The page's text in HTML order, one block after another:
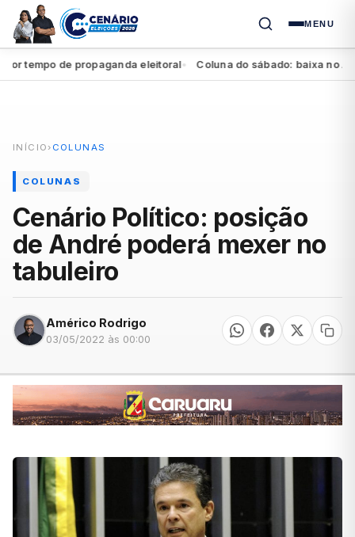
MENU
de propaganda eleitoral● Coluna do sábado: baixa no
INÍCIO › COLUNAS
COLUNAS
Cenário Político: posição
de André poderá mexer no
tabuleiro
Américo Rodrigo
03/05/2022 às 00:00